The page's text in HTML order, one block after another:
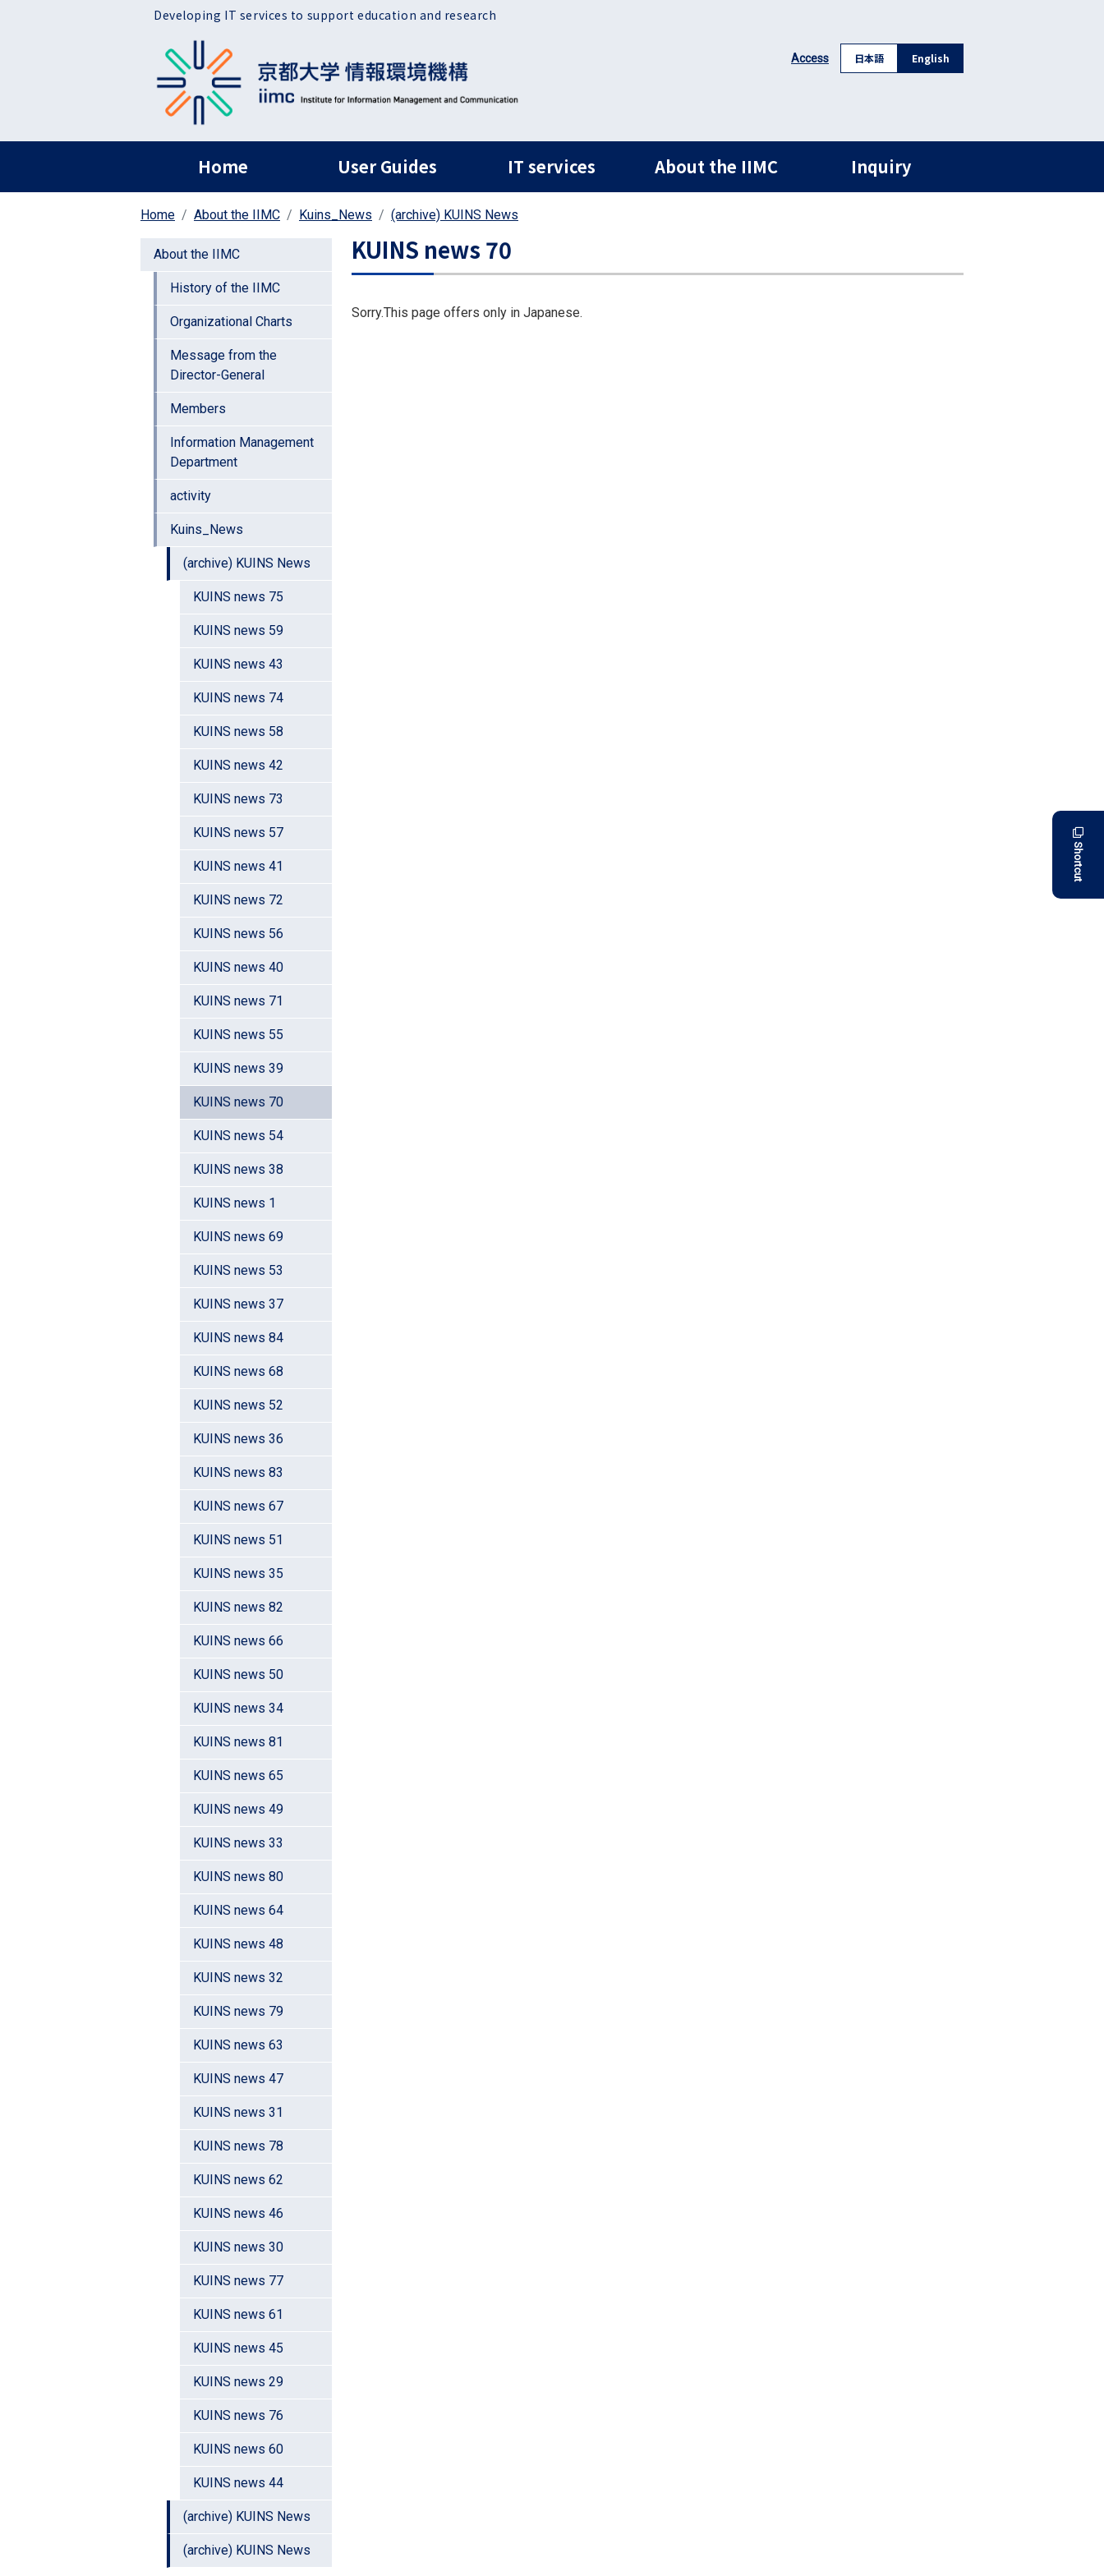
Developing IT services to support education and research
Access 日本語 English
ヘッダー グローバルナビ
Home User Guides IT services About the IIMC Inquiry
Home About the IIMC Kuins_News (archive) KUINS News
About the IIMC
History of the IIMC
Organizational Charts
Message from the
Director-General
Members
Information Management
Department
activity
Kuins_News
(archive) KUINS News
KUINS news 75
KUINS news 59
KUINS news 43
KUINS news 74
KUINS news 58
KUINS news 42
KUINS news 73
KUINS news 57
KUINS news 41
KUINS news 72
KUINS news 56
KUINS news 40
KUINS news 71
KUINS news 55
KUINS news 39
KUINS news 70
KUINS news 54
KUINS news 38
KUINS news 1
KUINS news 69
KUINS news 53
KUINS news 37
KUINS news 84
KUINS news 68
KUINS news 52
KUINS news 36
KUINS news 83
KUINS news 67
KUINS news 51
KUINS news 35
KUINS news 82
KUINS news 66
KUINS news 50
KUINS news 34
KUINS news 81
KUINS news 65
KUINS news 49
KUINS news 33
KUINS news 80
KUINS news 64
KUINS news 48
KUINS news 32
KUINS news 79
KUINS news 63
KUINS news 47
KUINS news 31
KUINS news 78
KUINS news 62
KUINS news 46
KUINS news 30
KUINS news 77
KUINS news 61
KUINS news 45
KUINS news 29
KUINS news 76
KUINS news 60
KUINS news 44
(archive) KUINS News
(archive) KUINS News
KUINS news 70
Sorry.This page offers only in Japanese.
Shortcut